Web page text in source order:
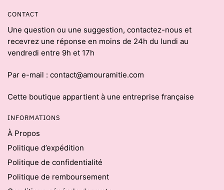
CONTACT
Une question ou une suggestion, contactez-nous et
recevrez une réponse en moins de 24h du lundi au
vendredi entre 9h et 17h
Par e-mail : contact@amouramitie.com
Cette boutique appartient à une entreprise française
INFORMATIONS
À Propos
Politique d’expédition
Politique de confidentialité
Politique de remboursement